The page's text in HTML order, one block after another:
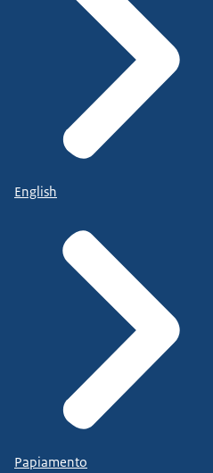
English
Papiamento